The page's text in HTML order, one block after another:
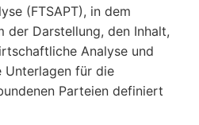
(FTSAPT), in dem
der Darstellung, den Inhalt,
Analyse und
Unterlagen für die
Parteien definiert